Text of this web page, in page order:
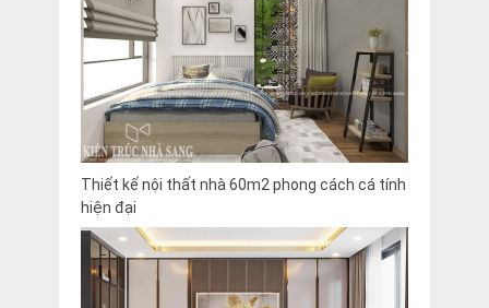
Thiết kế nội thất nhà 60m2 phong cách cá tính
hiện đại